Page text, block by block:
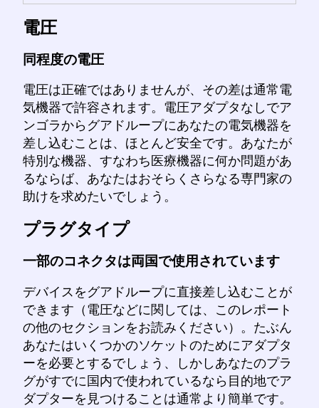
電圧
同程度の電圧
電圧は正確ではありませんが、その差は通常電
気機器で許容されます。電圧アダプタなしでア
ンゴラからグアドループにあなたの電気機器を
差し込むことは、ほとんど安全です。あなたが
特別な機器、すなわち医療機器に何か問題があ
るならば、あなたはおそらくさらなる専門家の
助けを求めたいでしょう。
プラグタイプ
一部のコネクタは両国で使用されています
デバイスをグアドループに直接差し込むことが
できます（電圧などに関しては、このレポート
の他のセクションをお読みください）。たぶん
あなたはいくつかのソケットのためにアダプタ
ーを必要とするでしょう、しかしあなたのプラ
グがすでに国内で使われているなら目的地でア
ダプターを見つけることは通常より簡単です。